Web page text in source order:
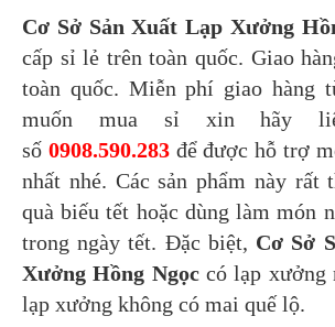
Cơ Sở Sản Xuất Lạp Xưởng
cấp sỉ lẻ trên toàn quốc. Giao
toàn quốc. Miễn phí giao hàng
muốn mua sỉ xin hãy
số 0908.590.283để được hỗ trợ
nhất nhé. Các sản phẩm này rất
quà biếu tết hoặc dùng làm món
trong ngày tết. Đặc biệt, Cơ Sở
Xưởng Hồng Ngọccó lạp xưởng
lạp xưởng không có mai quế lộ.